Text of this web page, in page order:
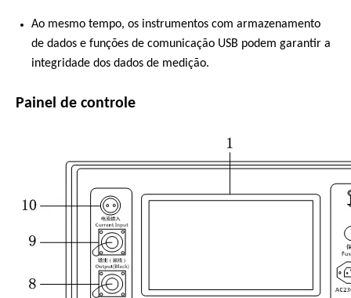
Ao mesmo tempo, os instrumentos com armazenamento
de dados e funções de comunicação USB podem garantir a
integridade dos dados de medição.
Painel de controle